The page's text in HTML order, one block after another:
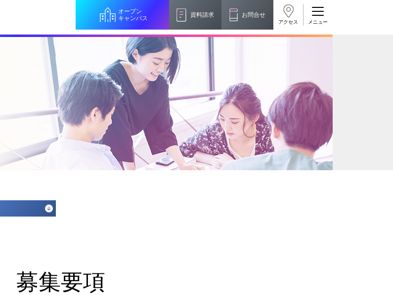
オープン
キャンパス
資料請求 お問合せ
アクセス
募集要項